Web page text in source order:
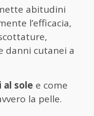
abitudini
l’efficacia,
danni cutanei a
al sole e come
la pelle.